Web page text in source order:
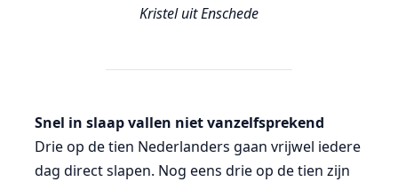
Kristel uit Enschede
Snel in slaap vallen niet vanzelfsprekend
Drie op de tien Nederlanders gaan vrijwel iedere
dag direct slapen. Nog eens drie op de tien zijn